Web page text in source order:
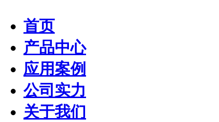
首页
产品中心
应用案例
公司实力
关于我们